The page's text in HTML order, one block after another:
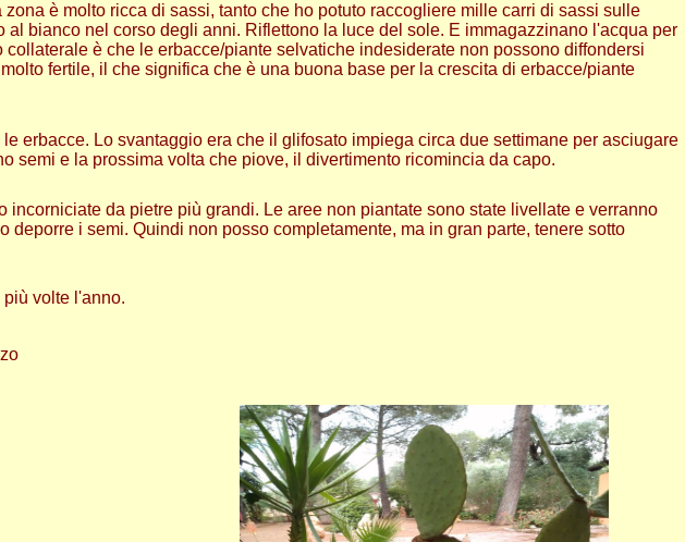
è molto ricca di sassi, tanto che ho potuto raccogliere mille carri di sassi sulle
bianco nel corso degli anni. Riflettono la luce del sole. E immagazzinano l'acqua per
è che le erbacce/piante selvatiche indesiderate non possono diffondersi
fertile, il che significa che è una buona base per la crescita di erbacce/piante
erbacce. Lo svantaggio era che il glifosato impiega circa due settimane per asciugare
semi e la prossima volta che piove, il divertimento ricomincia da capo.
da pietre più grandi. Le aree non piantate sono state livellate e verranno
i semi. Quindi non posso completamente, ma in gran parte, tenere sotto
volte l'anno.